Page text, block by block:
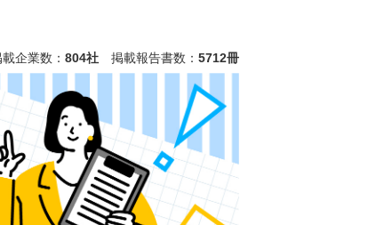
企業数： 804社 掲載報告書数： 5712冊